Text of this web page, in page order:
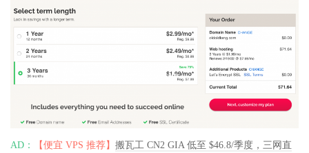
AD： 【便宜 VPS 推荐】 搬瓦工 CN2 GIA 低至 $46.8/季度，三网直